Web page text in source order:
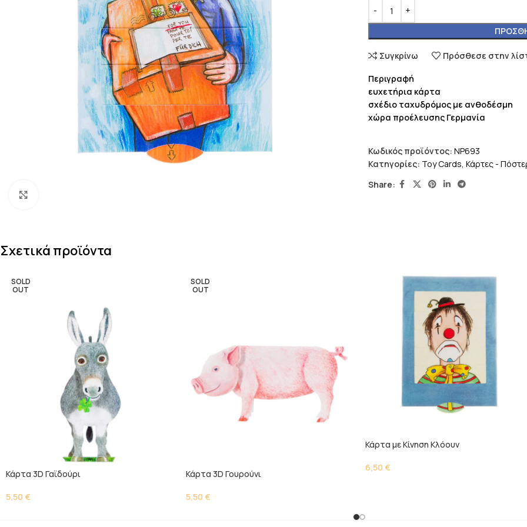
Συγκρίνω Πρόσθεσε στην
Περιγραφή
ευχετήρια κάρτα
σχέδιο ταχυδρόμος με ανθοδέσμη
χώρα προέλευσης Γερμανία
Κωδικός προϊόντος: NP693
Κατηγορίες: Toy Cards, Κάρτες -
Share:
Σχετικά προϊόντα
SOLD
OUT
Κάρτα 3D Γαϊδούρι
5,50 €
SOLD
OUT
Κάρτα 3D Γουρούνι
5,50 €
Κάρτα με Κίνηση Kλόουν
6,50 €